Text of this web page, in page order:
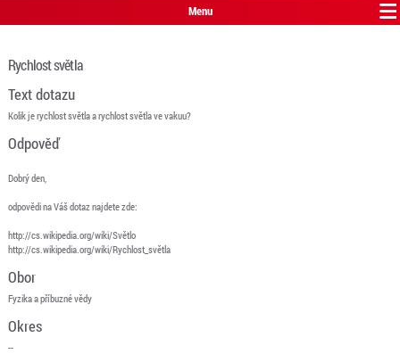
Menu
Rychlost světla
Text dotazu
Kolik je rychlost světla a rychlost světla ve vakuu?
Odpověď
Dobrý den,
odpovědi na Váš dotaz najdete zde:
http://cs.wikipedia.org/wiki/Světlo
http://cs.wikipedia.org/wiki/Rychlost_světla
Obor
Fyzika a příbuzné vědy
Okres
--